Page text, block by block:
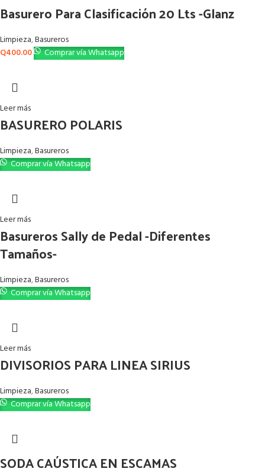
Basurero Para Clasificación 20 Lts -Glanz
Limpieza,Basureros
Q400.00 Comprar vía Whatsapp
Leer más
BASURERO POLARIS
Limpieza,Basureros
Comprar vía Whatsapp
Leer más
Basureros Sally de Pedal -Diferentes
Tamaños-
Limpieza,Basureros
Comprar vía Whatsapp
Leer más
DIVISORIOS PARA LINEA SIRIUS
Limpieza,Basureros
Comprar vía Whatsapp
SODA CAÚSTICA EN ESCAMAS